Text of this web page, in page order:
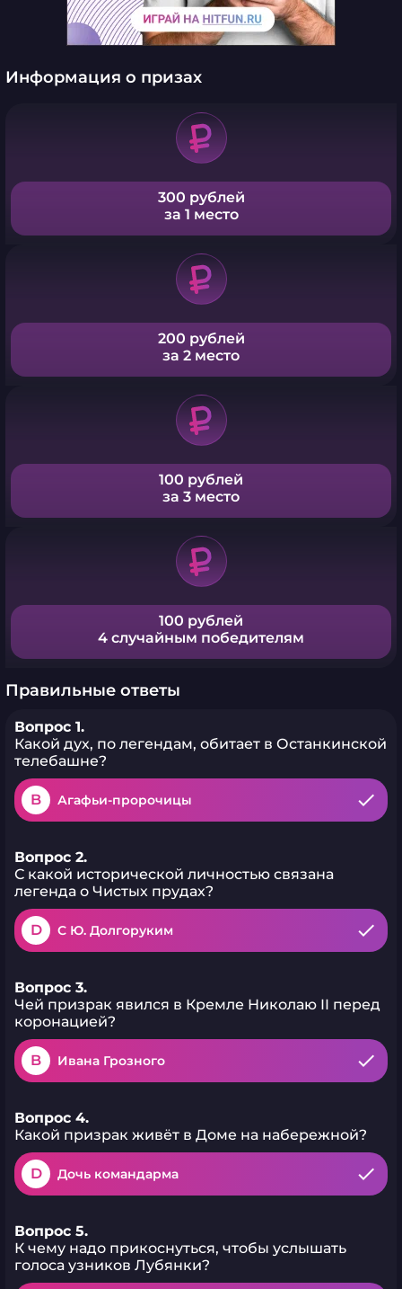
Информация о призах
300 рублей
за 1 место
200 рублей
за 2 место
100 рублей
за 3 место
100 рублей
4 случайным победителям
Правильные ответы
Вопрос 1.
Какой дух, по легендам, обитает в Останкинской
телебашне?
B Агафьи-пророчицы
Вопрос 2.
С какой исторической личностью связана
легенда о Чистых прудах?
D С Ю. Долгоруким
Вопрос 3.
Чей призрак явился в Кремле Николаю II перед
коронацией?
B Ивана Грозного
Вопрос 4.
Какой призрак живёт в Доме на набережной?
D Дочь командарма
Вопрос 5.
К чему надо прикоснуться, чтобы услышать
голоса узников Лубянки?